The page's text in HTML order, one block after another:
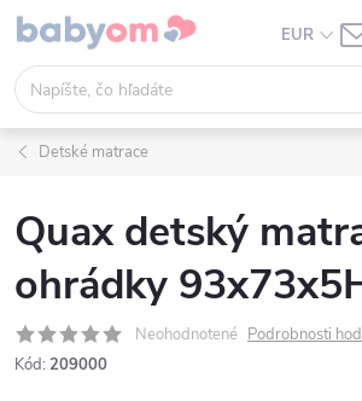
Prejsť
obsah
EUR
Detské matrace
Quax detský
ohrádky
Neohodnotené Podrobnosti
Kód: 209000